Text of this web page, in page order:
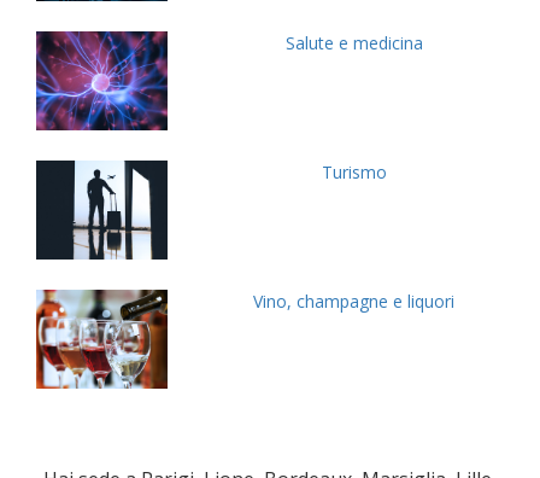
Salute e medicina
Turismo
Vino, champagne e liquori